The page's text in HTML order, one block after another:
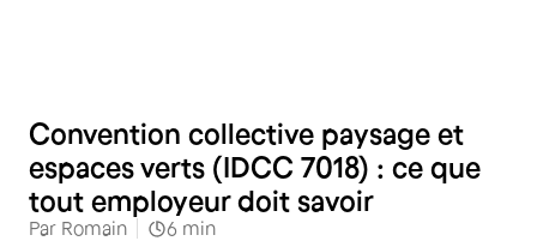
Convention collective paysage et
espaces verts (IDCC 7018) : ce que
tout employeur doit savoir
Par Romain 6 min